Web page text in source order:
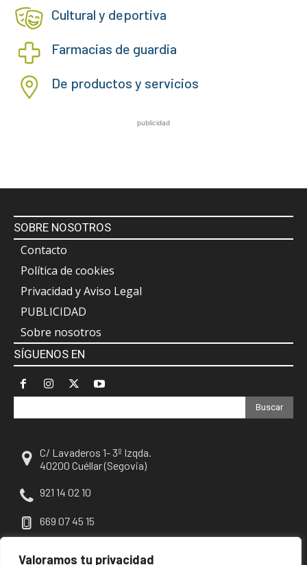
Valoramos tu privacidad
Cultural y deportiva
Farmacias de guardia
De productos y servicios
publicidad
SOBRE NOSOTROS
Contacto
Política de cookies
Privacidad y Aviso Legal
PUBLICIDAD
Sobre nosotros
SÍGUENOS EN
Buscar
C/ Lavaderos 1- 3º Izqda.
40200 Cuéllar (Segovia)
921 14 02 10
669 07 45 15